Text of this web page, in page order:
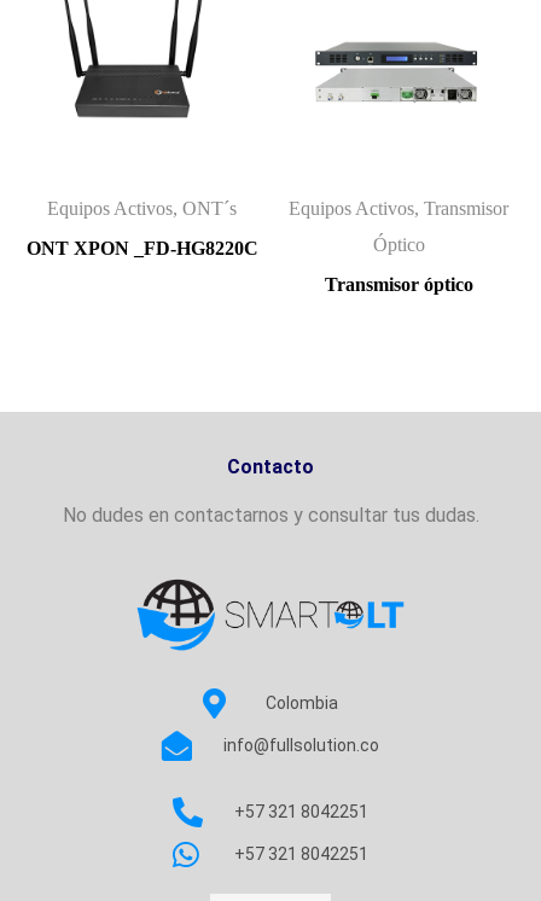
Equipos Activos, ONT´s
ONT XPON _FD-HG8220C
Equipos Activos, Transmisor
Óptico
Transmisor óptico
Contacto
No dudes en contactarnos y consultar tus dudas.
Colombia
info@fullsolution.co
+57 321 8042251
+57 321 8042251